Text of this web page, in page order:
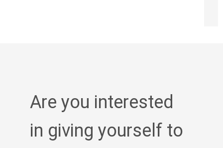
Are you interested
in giving yourself to